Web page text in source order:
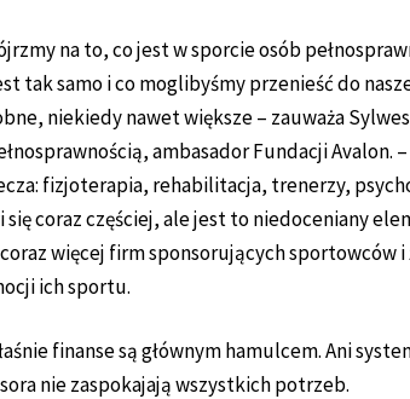
na to, co jest w sporcie osób
tak samo i co moglibyśmy przenieść do
niekiedy nawet większe – zauważa
ambasador Fundacji Avalon.
fizjoterapia, rehabilitacja, trenerzy,
się coraz częściej, ale jest to niedoceniany
coraz więcej firm sponsorujących sportowców
ich sportu.
finanse są głównym hamulcem. Ani
nie zaspokajają wszystkich potrzeb.